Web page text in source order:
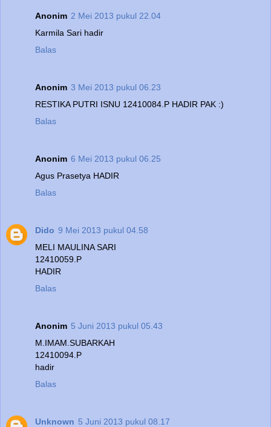
Anonim 2 Mei 2013 pukul 22.04
Karmila Sari hadir
Balas
Anonim 3 Mei 2013 pukul 06.23
RESTIKA PUTRI ISNU 12410084.P HADIR PAK :)
Balas
Anonim 6 Mei 2013 pukul 06.25
Agus Prasetya HADIR
Balas
Dido 9 Mei 2013 pukul 04.58
MELI MAULINA SARI
12410059.P
HADIR
Balas
Anonim 5 Juni 2013 pukul 05.43
M.IMAM.SUBARKAH
12410094.P
hadir
Balas
Unknown 5 Juni 2013 pukul 08.17